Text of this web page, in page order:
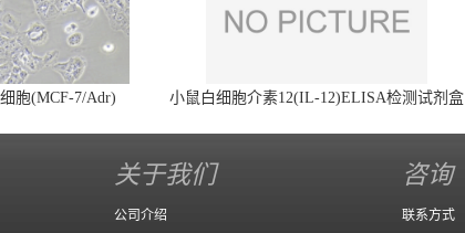
胞(MCF-7/Adr) 小鼠白细胞介素12(IL-12)ELISA检测试剂盒
关于我们
公司介绍
咨询
联系方式